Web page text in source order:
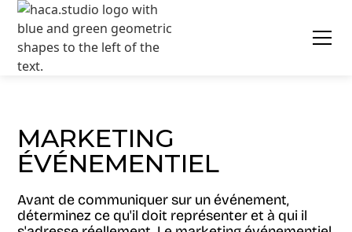
MARKETING
ÉVÉNEMENTIEL
Avant de communiquer sur un événement,
déterminez ce qu'il doit représenter et à qui il